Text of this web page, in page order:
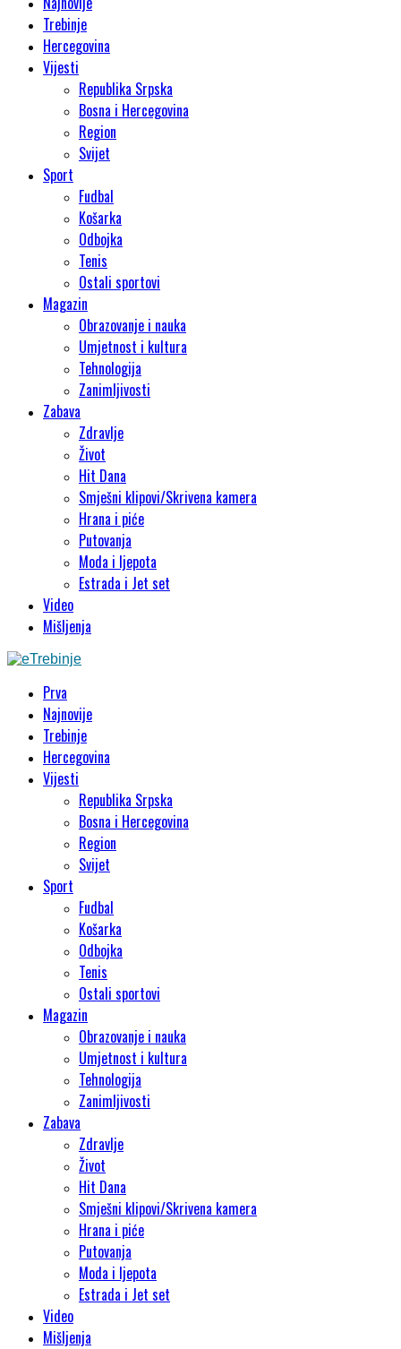
Trebinje
Hercegovina
Vijesti
Republika Srpska
Bosna i Hercegovina
Region
Svijet
Sport
Fudbal
Košarka
Odbojka
Tenis
Ostali sportovi
Magazin
Obrazovanje i nauka
Umjetnost i kultura
Tehnologija
Zanimljivosti
Zabava
Zdravlje
Život
Hit Dana
Smješni klipovi/Skrivena kamera
Hrana i piće
Putovanja
Moda i ljepota
Estrada i Jet set
Video
Mišljenja
Prva
Najnovije
Trebinje
Hercegovina
Vijesti
Republika Srpska
Bosna i Hercegovina
Region
Svijet
Sport
Fudbal
Košarka
Odbojka
Tenis
Ostali sportovi
Magazin
Obrazovanje i nauka
Umjetnost i kultura
Tehnologija
Zanimljivosti
Zabava
Zdravlje
Život
Hit Dana
Smješni klipovi/Skrivena kamera
Hrana i piće
Putovanja
Moda i ljepota
Estrada i Jet set
Video
Mišljenja